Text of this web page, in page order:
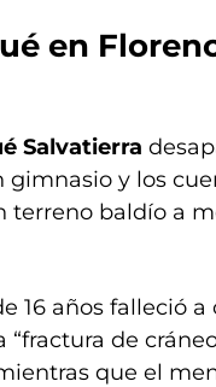
en
Salvatierra
y los
terreno baldío a
16 años falleció a
de
que el